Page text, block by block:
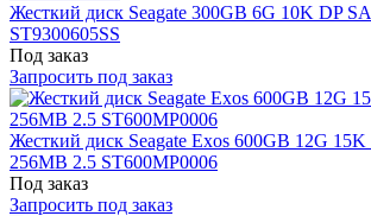
Жесткий диск Seagate 300GB 6G 10K DP
ST9300605SS
Под заказ
Запросить под заказ
Жесткий диск Seagate Exos 600GB 12G 15K
256MB 2.5 ST600MP0006
Под заказ
Запросить под заказ